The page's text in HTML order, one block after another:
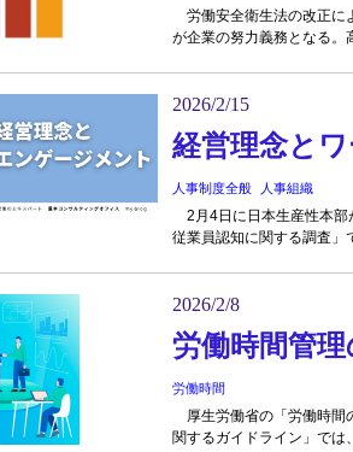
労働安全衛生法の改正に
が企業の努力義務となる。
2026/2/15
経営理念と
人事制度全般 人事組織
2月4日に日本生産性本部
従業員認知に関する調査」
2026/2/8
労働時間管
労働時間
厚生労働省の「労働時間
関するガイドライン」では